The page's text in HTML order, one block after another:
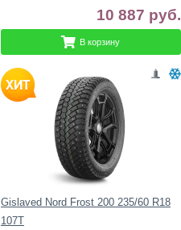
10 887 руб.
В корзину
Gislaved Nord Frost 200 235/60 R18
107T